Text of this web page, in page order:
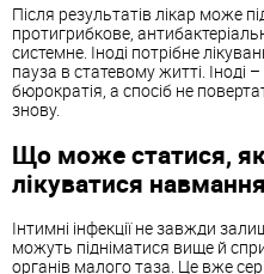
Після результатів лікар може
протигрибкове,
системне. Іноді потрібне
пауза в статевому житті. Іноді
бюрократія, а спосіб не
знову.
Що може статися,
лікуватися навмання
Інтимні інфекції не завжди
можуть підніматися вище й
органів малого таза. Це вже